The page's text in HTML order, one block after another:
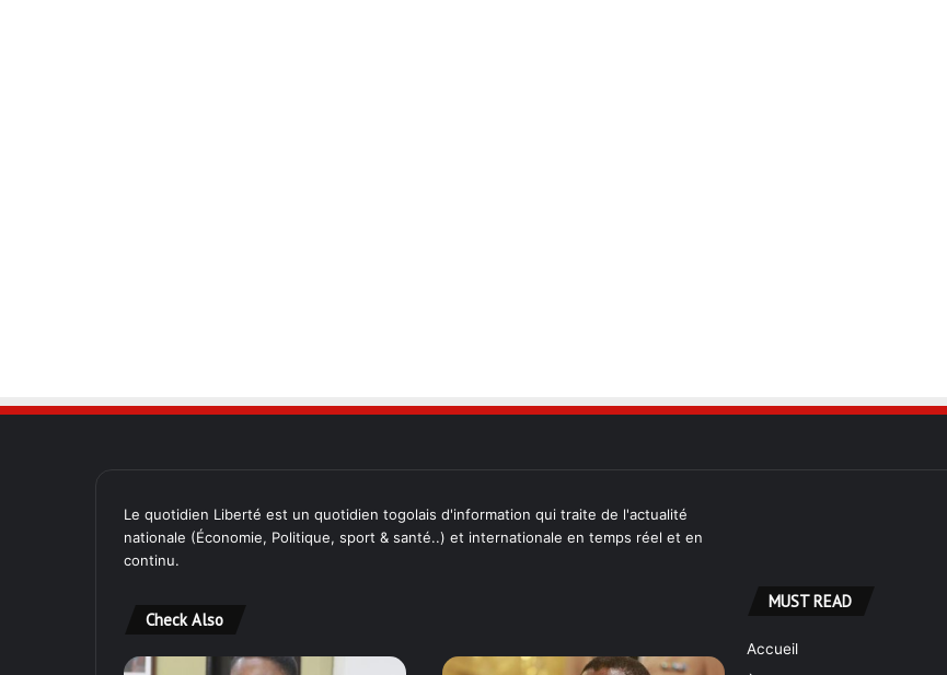
Le quotidien Liberté est un quotidien togolais d'information qui traite de l'actualité
nationale (Économie, Politique, sport & santé..) et internationale en temps réel et en
continu.
Check Also
MUST READ
Accueil